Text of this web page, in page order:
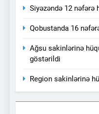
Siyəzəndə 12
Qobustanda 16
Ağsu sakinlərinə
göstərildi
Region sakinlərinə